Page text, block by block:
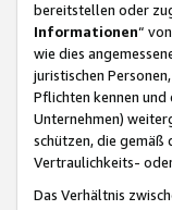
bereitstellen oder
Informationen“
wie dies
juristischen
Pflichten kennen
Unternehmen)
schützen, die gemäß
Vertraulichkeits-
Das Verhältnis